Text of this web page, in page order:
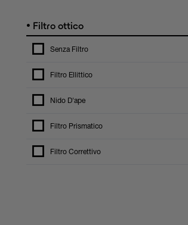
• Filtro ottico
Senza Filtro
Filtro Ellittico
Nido D'ape
Filtro Prismatico
Filtro Correttivo